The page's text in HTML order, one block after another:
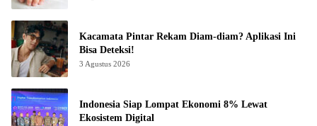
Kacamata Pintar Rekam Diam-diam? Aplikasi Ini
Bisa Deteksi!
3 Agustus 2026
Indonesia Siap Lompat Ekonomi 8% Lewat
Ekosistem Digital